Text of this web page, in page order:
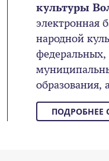
культуры
электронная
народной
федеральных,
образования,
ПОДРОБНЕЕ